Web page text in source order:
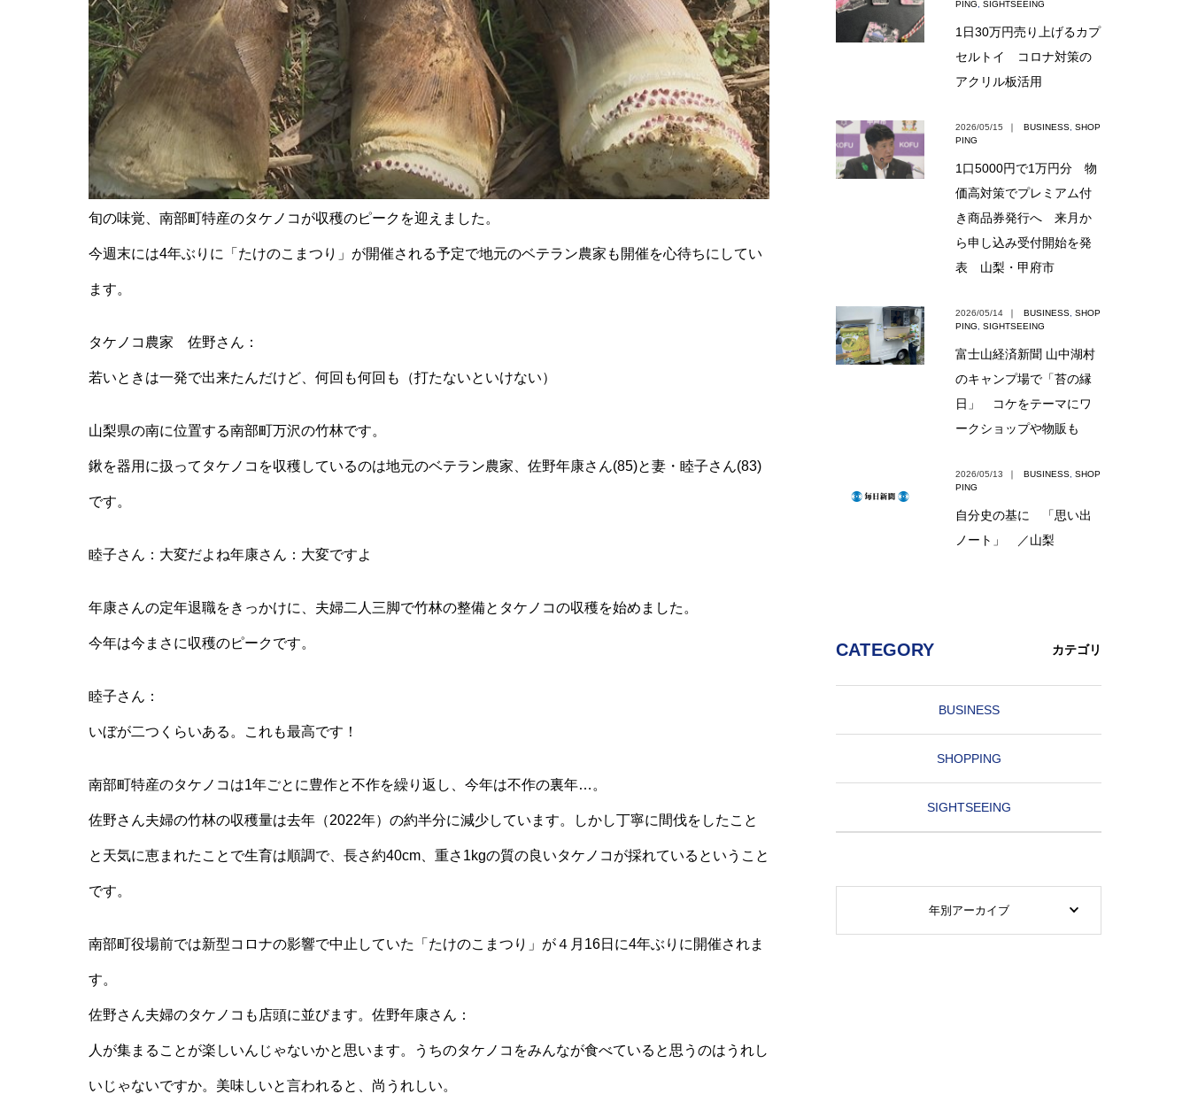
旬の味覚、南部町特産のタケノコが収穫のピークを迎えました。
今週末には4年ぶりに「たけのこまつり」が開催される予定で地元のベテラン農家も開催を心待ちにしてい
ます。
タケノコ農家 佐野さん：
若いときは一発で出来たんだけど、何回も何回も（打たないといけない）
山梨県の南に位置する南部町万沢の竹林です。
鍬を器用に扱ってタケノコを収穫しているのは地元のベテラン農家、佐野年康さん(85)と妻・睦子さん(83)
です。
睦子さん：大変だよね年康さん：大変ですよ
年康さんの定年退職をきっかけに、夫婦二人三脚で竹林の整備とタケノコの収穫を始めました。
今年は今まさに収穫のピークです。
睦子さん：
いぼが二つくらいある。これも最高です！
南部町特産のタケノコは1年ごとに豊作と不作を繰り返し、今年は不作の裏年…。
佐野さん夫婦の竹林の収穫量は去年（2022年）の約半分に減少しています。しかし丁寧に間伐をしたこと
と天気に恵まれたことで生育は順調で、長さ約40cm、重さ1kgの質の良いタケノコが採れているということ
です。
南部町役場前では新型コロナの影響で中止していた「たけのこまつり」が４月16日に4年ぶりに開催されま
す。
佐野さん夫婦のタケノコも店頭に並びます。佐野年康さん：
人が集まることが楽しいんじゃないかと思います。うちのタケノコをみんなが食べていると思うのはうれし
いじゃないですか。美味しいと言われると、尚うれしい。
PING SIGHTSEEING
1日30万円売り上げるカプ
セルトイ コロナ対策の
アクリル板活用
2026/05/15 ｜ BUSINESS SHOP
PING
1口5000円で1万円分 物
価高対策でプレミアム付
き商品券発行へ 来月か
ら申し込み受付開始を発
表 山梨・甲府市
2026/05/14 ｜ BUSINESS SHOP
PING
SIGHTSEEING
富士山経済新聞 山中湖村
のキャンプ場で「苔の縁
日」 コケをテーマにワ
ークショップや物販も
2026/05/13 ｜ BUSINESS SHOP
PING
自分史の基に 「思い出
ノート」 ／山梨
CATEGORY カテゴリ
BUSINESS
SHOPPING
SIGHTSEEING
年別アーカイブ